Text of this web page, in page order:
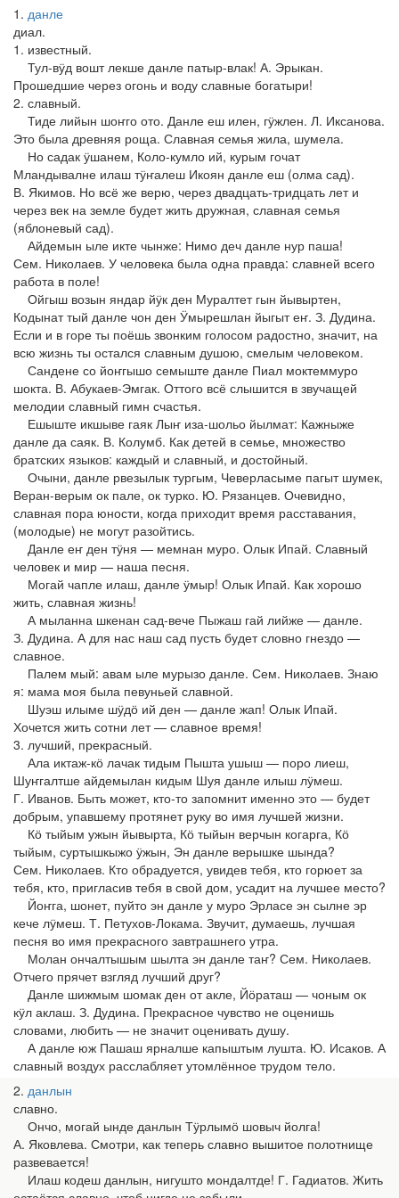
1 данле
диал.
1. известный.
Тул-вӱд вошт лекше данле патыр-влак! А. Эрыкан.
Прошедшие через огонь и воду славные богатыри!
2. славный.
Тиде лийын шоҥго ото. Данле еш илен, гӱжлен. Л. Иксанова.
Это была древняя роща. Славная семья жила, шумела.
Но садак ӱшанем, Коло-кумло ий, курым гочат
Мландывалне илаш тӱҥалеш Икоян данле еш (олма сад).
В. Якимов. Но всё же верю, через двадцать-тридцать лет и
через век на земле будет жить дружная, славная семья
(яблоневый сад).
Айдемын ыле икте чынже: Нимо деч данле нур паша!
Сем. Николаев. У человека была одна правда: славней всего
работа в поле!
Ойгыш возын яндар йӱк ден Муралтет гын йывыртен,
Кодынат тый данле чон ден Ӱмырешлан йыгыт еҥ. З. Дудина.
Если и в горе ты поёшь звонким голосом радостно, значит, на
всю жизнь ты остался славным душою, смелым человеком.
Сандене со йоҥгышо семыште данле Пиал моктеммуро
шокта. В. Абукаев-Эмгак. Оттого всё слышится в звучащей
мелодии славный гимн счастья.
Ешыште икшыве гаяк Лыҥ иза-шольо йылмат: Кажныже
данле да саяк. В. Колумб. Как детей в семье, множество
братских языков: каждый и славный, и достойный.
Очыни, данле рвезылык тургым, Чеверласыме пагыт шумек,
Веран-верым ок пале, ок турко. Ю. Рязанцев. Очевидно,
славная пора юности, когда приходит время расставания,
(молодые) не могут разойтись.
Данле еҥ ден тӱня — мемнан муро. Олык Ипай. Славный
человек и мир — наша песня.
Могай чапле илаш, данле ӱмыр! Олык Ипай. Как хорошо
жить, славная жизнь!
А мыланна шкенан сад-вече Пыжаш гай лийже — данле.
З. Дудина. А для нас наш сад пусть будет словно гнездо —
славное.
Палем мый: авам ыле мурызо данле. Сем. Николаев. Знаю
я: мама моя была певуньей славной.
Шуэш илыме шӱдӧ ий ден — данле жап! Олык Ипай.
Хочется жить сотни лет — славное время!
3. лучший, прекрасный.
Ала иктаж-кӧ лачак тидым Пышта ушыш — поро лиеш,
Шуҥгалтше айдемылан кидым Шуя данле илыш лӱмеш.
Г. Иванов. Быть может, кто-то запомнит именно это — будет
добрым, упавшему протянет руку во имя лучшей жизни.
Кӧ тыйым ужын йывырта, Кӧ тыйын верчын когарга, Кӧ
тыйым, суртышкыжо ӱжын, Эн данле верышке шында?
Сем. Николаев. Кто обрадуется, увидев тебя, кто горюет за
тебя, кто, пригласив тебя в свой дом, усадит на лучшее место?
Йоҥга, шонет, пуйто эн данле у муро Эрласе эн сылне эр
кече лӱмеш. Т. Петухов-Локама. Звучит, думаешь, лучшая
песня во имя прекрасного завтрашнего утра.
Молан ончалтышым шылта эн данле таҥ? Сем. Николаев.
Отчего прячет взгляд лучший друг?
Данле шижмым шомак ден от акле, Йӧраташ — чоным ок
кӱл аклаш. З. Дудина. Прекрасное чувство не оценишь
словами, любить — не значит оценивать душу.
А данле юж Пашаш ярналше капыштым лушта. Ю. Исаков. А
славный воздух расслабляет утомлённое трудом тело.
2 данлын
славно.
Ончо, могай ынде данлын Тӱрлымӧ шовыч йолга!
А. Яковлева. Смотри, как теперь славно вышитое полотнище
развевается!
Илаш кодеш данлын, нигушто мондалтде! Г. Гадиатов. Жить